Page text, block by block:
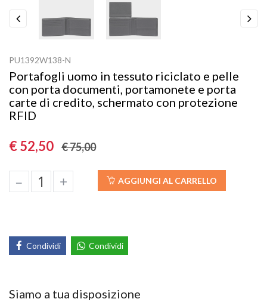
PU1392W138-N
Portafogli uomo in tessuto riciclato e pelle
con porta documenti, portamonete e porta
carte di credito, schermato con protezione
RFID
€ 52,50 € 75,00
– + AGGIUNGI AL CARRELLO
Condividi Condividi
Siamo a tua disposizione